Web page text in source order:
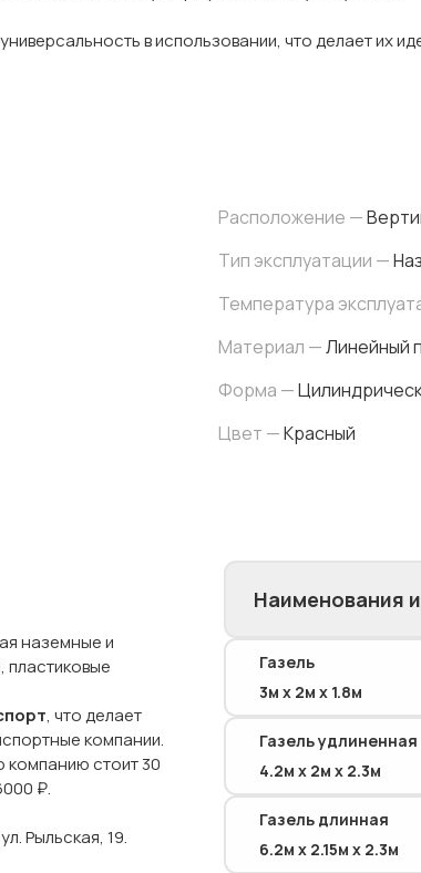
в использовании, что делает их
Расположение —
Тип эксплуатации —
Температура
Материал —Линейный
Форма —
Цвет —Красный
наземные и
, что делает
компании.
компанию стоит 30
₽.
Рыльская, 19.
Наименования
Газель
3м х 2м х 1.8м
Газель удлиненная
4.2м х 2м х 2.3м
Газель длинная
6.2м х 2.15м х 2.3м